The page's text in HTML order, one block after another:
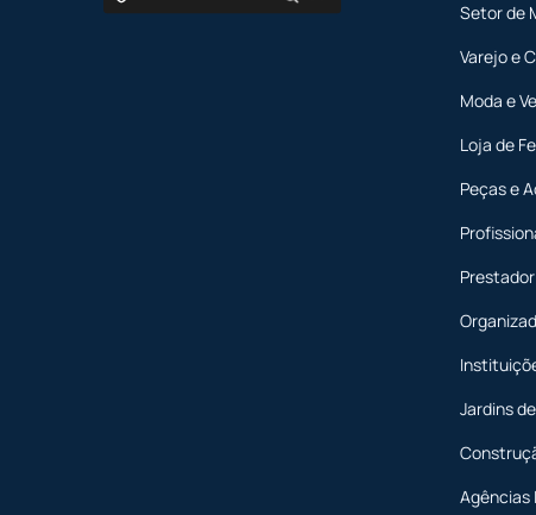
Setor de
Varejo e
Moda e
Loja de
Peças e
Jardins
Agências